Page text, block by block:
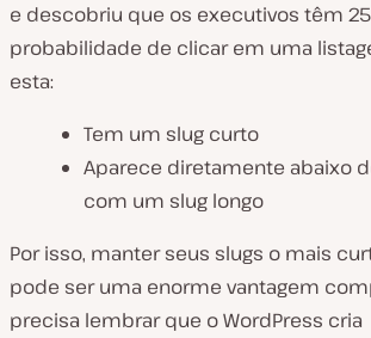
e descobriu que os executivos têm
probabilidade de clicar em uma
esta:
Tem um slug curto
Aparece diretamente abaixo
com um slug longo
Por isso, manter seus slugs o mais
pode ser uma enorme vantagem
precisa lembrar que o WordPress cria